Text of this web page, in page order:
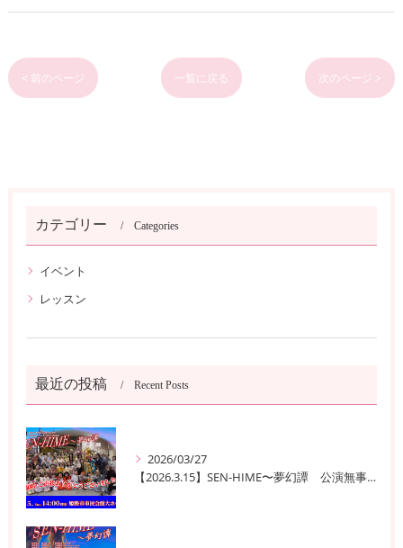
< 前のページ 一覧に戻る 次のページ >
カテゴリー Categories
イベント
レッスン
最近の投稿 Recent Posts
2026/03/27
【2026.3.15】SEN-HIME〜夢幻譚 公演無事終了